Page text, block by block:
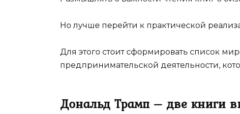
Но лучше перейти к практической
Для этого стоит сформировать список
предпринимательской деятельности,
Дональд Трамп – две книги